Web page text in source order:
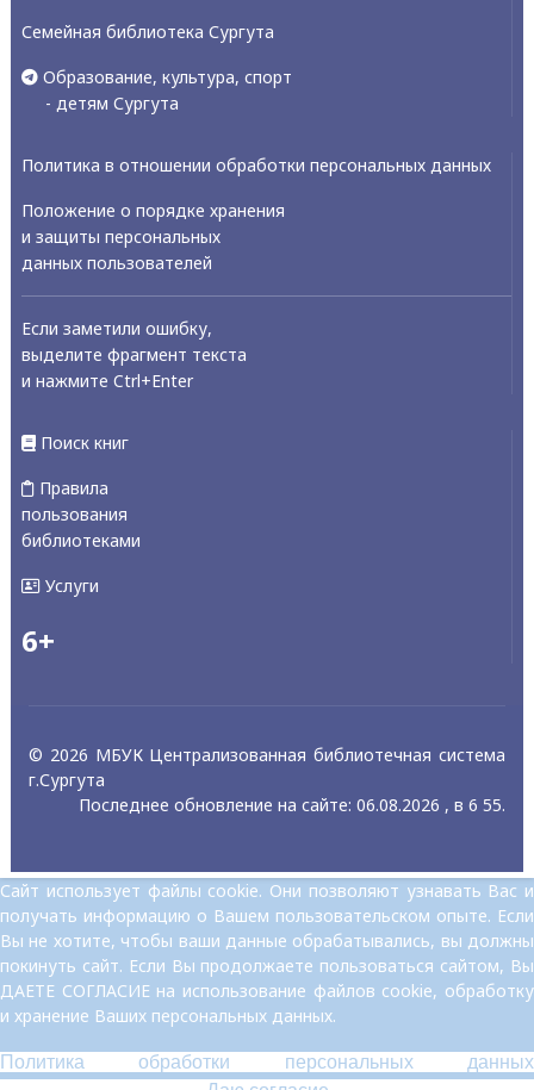
Семейная библиотека Сургута
Образование, культура, спорт
- детям Сургута
Политика в отношении обработки персональных данных
Положение о порядке хранения
и защиты персональных
данных пользователей
Если заметили ошибку,
выделите фрагмент текста
и нажмите Ctrl+Enter
Поиск книг
Правила
пользования
библиотеками
Услуги
6+
© 2026 МБУК Централизованная библиотечная система
г.Сургута
Последнее обновление на сайте: 06.08.2026 , в 6 55.
Сайт использует файлы cookie. Они позволяют узнавать Вас и
получать информацию о Вашем пользовательском опыте. Если
Вы не хотите, чтобы ваши данные обрабатывались, вы должны
покинуть сайт. Если Вы продолжаете пользоваться сайтом, Вы
ДАЕТЕ СОГЛАСИЕ на использование файлов cookie, обработку
и хранение Ваших персональных данных.
Политика обработки персональных данных